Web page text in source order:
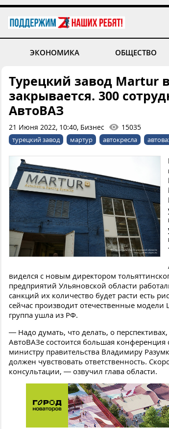
ЭКОНОМИКА ОБЩЕСТВО
Турецкий завод Martur
закрывается. 300
АвтоВАЗ
21 Июня 2022, 10:40, Бизнес 15035
турецкий завод мартур автокресла
виделся с новым директором
предприятий Ульяновской области
санкций их количество будет расти есть
сейчас производит отечественные модели
группа ушла из РФ.
— Надо думать, что делать, о
АвтоВАЗе состоится большая
министру правительства Владимиру
должен чувствовать ответственность.
консультации, — озвучил глава области.